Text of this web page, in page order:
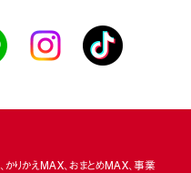
かりかえMAX、おまとめMAX、事業